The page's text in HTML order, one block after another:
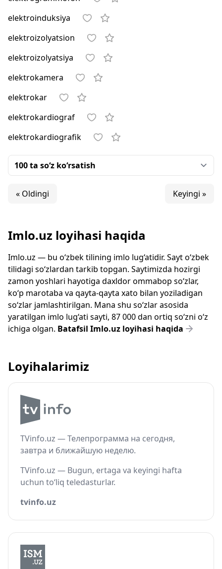
elektroinduksiya
elektroizolyatsion
elektroizolyatsiya
elektrokamera
elektrokar
elektrokardiograf
elektrokardiografik
« Oldingi Keyingi »
Imlo.uz loyihasi haqida
Imlo.uz — bu o‘zbek tilining imlo lug‘atidir. Sayt o‘zbek
tilidagi so‘zlardan tarkib topgan. Saytimizda hozirgi
zamon yoshlari hayotiga daxldor ommabop so‘zlar,
ko‘p marotaba va qayta-qayta xato bilan yoziladigan
so‘zlar jamlashtirilgan. Mana shu so‘zlar asosida
yaratilgan imlo lug‘ati sayti, 87 000 dan ortiq so‘zni o‘z
ichiga olgan. Batafsil Imlo.uz loyihasi haqida
Loyihalarimiz
TVinfo.uz — Телепрограмма на сегодня,
завтра и ближайшую неделю.
TVinfo.uz — Bugun, ertaga va keyingi hafta
uchun to‘liq teledasturlar.
tvinfo.uz